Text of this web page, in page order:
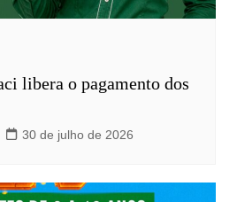
libera o pagamento dos
30 de julho de 2026